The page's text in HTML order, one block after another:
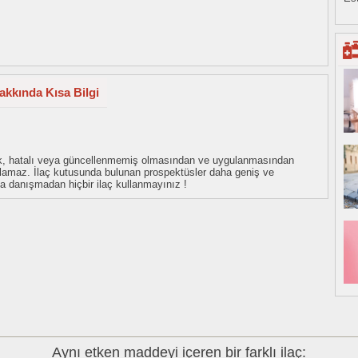
Kısa Bilgi
veya güncellenmemiş olmasından ve uygulanmasından
İlaç kutusunda bulunan prospektüsler daha geniş ve
hiçbir ilaç kullanmayınız !
Aynı etken maddeyi içeren bir farklı ilaç: